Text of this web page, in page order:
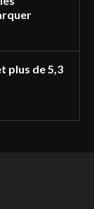
plus de 5,3